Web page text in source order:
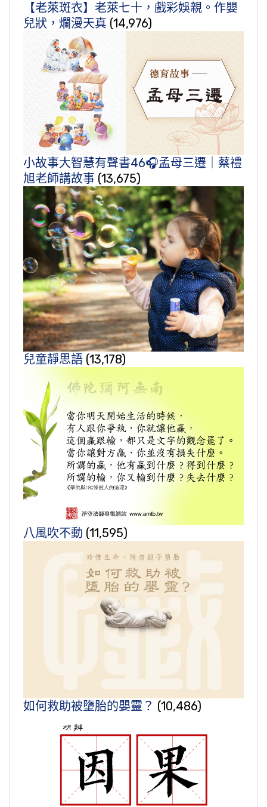
【老萊斑衣】老萊七十，戲彩娛親。作嬰
兒狀，爛漫天真 (14,976)
小故事大智慧有聲書46🎧孟母三遷｜蔡禮
旭老師講故事 (13,675)
兒童靜思語 (13,178)
八風吹不動 (11,595)
如何救助被墮胎的嬰靈？ (10,486)